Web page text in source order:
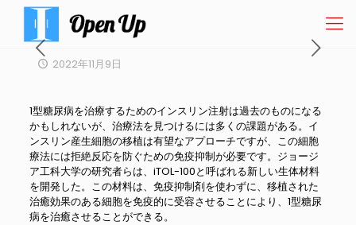
2022年11月9日
1型糖尿病を治療するためのインスリン注射は過去のものになる
かもしれないが、治療法を見つけるには多くの課題がある。イ
ンスリン産生細胞の移植は有望なアプローチですが、この細胞
療法には拒絶反応を防ぐための免疫抑制が必要です。ジョージ
ア工科大学の研究者らは、iTOL-100と呼ばれる新しい生体材料
を開発した。この材料は、免疫抑制剤を使わずに、移植された
治癒効果のある細胞を免疫的に受容させることにより、1型糖尿
病を治癒させることができる。